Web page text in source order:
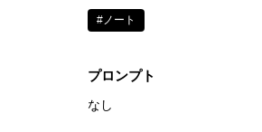
#ノート
プロンプト
なし